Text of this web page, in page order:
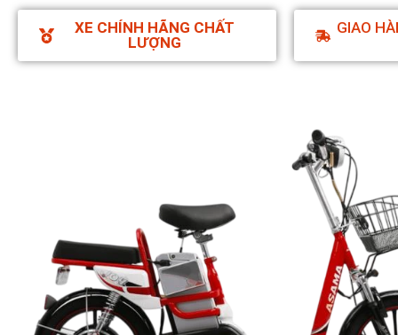
XE CHÍNH HÃNG CHẤT
LƯỢNG
GIAO